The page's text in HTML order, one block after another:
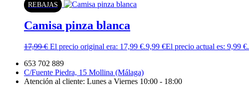
REBAJAS
Camisa pinza blanca
17,99€ El precio original era: 17,99 €.9,99 €El precio actual es: 9,99 €.
653 702 889
C/Fuente Piedra, 15 Mollina (Málaga)
Atención al cliente: Lunes a Viernes 10:00 - 18:00